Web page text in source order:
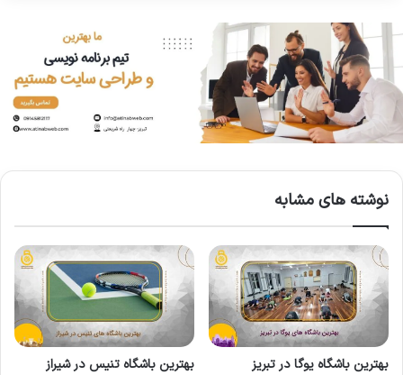
نوشته های مشابه
بهترین باشگاه یوگا در تبریز بهترین باشگاه تنیس در شیراز